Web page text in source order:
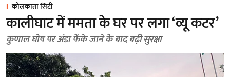
कोलकाता सिटी
कालीघाट में ममता के घर पर लगा ‘व्यू कटर’
कुणाल घोष पर अंडा फेंके जाने के बाद बढ़ी सुरक्षा